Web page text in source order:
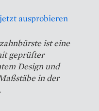
ausprobieren
ist eine
geprüfter
Design und
in der